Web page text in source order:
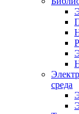
среда